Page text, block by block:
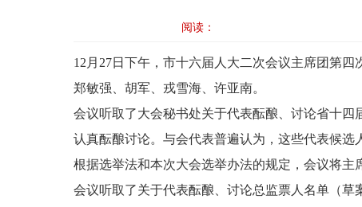
阅读：
12月27日下午，市十六届人大二次会议主席团第
郑敏强、胡军、戎雪海、许亚南。
会议听取了大会秘书处关于代表酝酿、讨论省十
认真酝酿讨论。与会代表普遍认为，这些代表候选
根据选举法和本次大会选举办法的规定，会议将主
会议听取了关于代表酝酿、讨论总监票人名单（草